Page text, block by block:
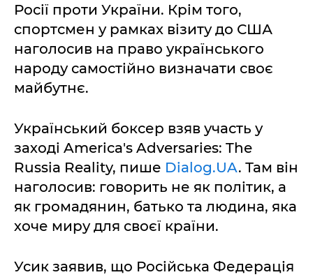
Росії проти України. Крім того,
спортсмен у рамках візиту до США
наголосив на право українського
народу самостійно визначати своє
майбутнє.
Український боксер взяв участь у
заході America's Adversaries: The
Russia Reality, пише Dialog.UA. Там він
наголосив: говорить не як політик, а
як громадянин, батько та людина, яка
хоче миру для своєї країни.
Усик заявив, що Російська Федерація